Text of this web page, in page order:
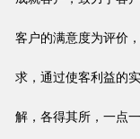
客户的满意度为评价
求，通过使客利益的
解，各得其所，一点